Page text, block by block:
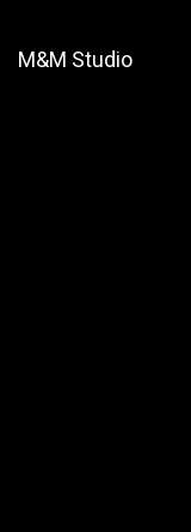
M&M Studio